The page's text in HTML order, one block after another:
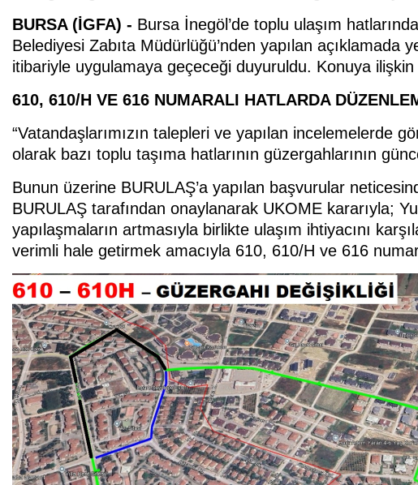
BURSA (İGFA) - Bursa İnegöl’de toplu ulaşım
Belediyesi Zabıta Müdürlüğü’nden yapılan açıklamada
itibariyle uygulamaya geçeceği duyuruldu. Konuya
610, 610/H VE 616 NUMARALI HATLARDA
“Vatandaşlarımızın talepleri ve yapılan incelemelerde
olarak bazı toplu taşıma hatlarının güzergahlarının
Bunun üzerine BURULAŞ’a yapılan başvurular
BURULAŞ tarafından onaylanarak UKOME kararıyla;
yapılaşmaların artmasıyla birlikte ulaşım ihtiyacını
verimli hale getirmek amacıyla 610, 610/H ve 616